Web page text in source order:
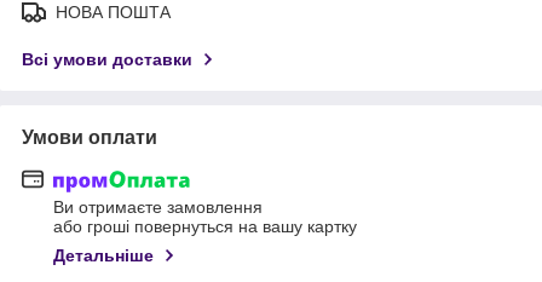
НОВА ПОШТА
Всі умови доставки
Умови оплати
Ви отримаєте замовлення
або гроші повернуться на вашу картку
Детальніше